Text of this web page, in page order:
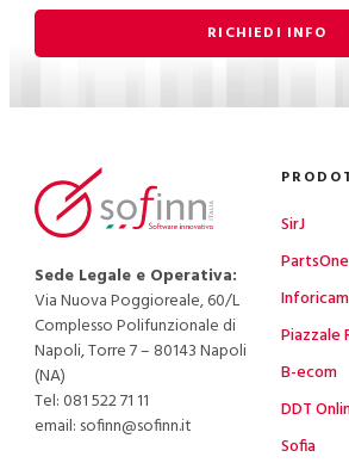
RICHIEDI INFO
Sede Legale e Operativa:
Via Nuova Poggioreale, 60/L
Complesso Polifunzionale di
Napoli, Torre 7 – 80143 Napoli
(NA)
Tel: 081 522 71 11
email: sofinn@sofinn.it
SirJ
PartsOne
Piazzale
B-ecom
DDT
Sofia